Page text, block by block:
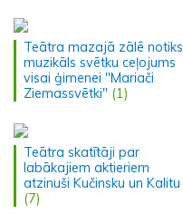
Teātra mazajā zālē notiks
muzikāls svētku ceļojums
visai ģimenei "Mariači
Ziemassvētki" (1)
Teātra skatītāji par
labākajiem aktieriem
atzinuši Kučinsku un Kalitu
(7)